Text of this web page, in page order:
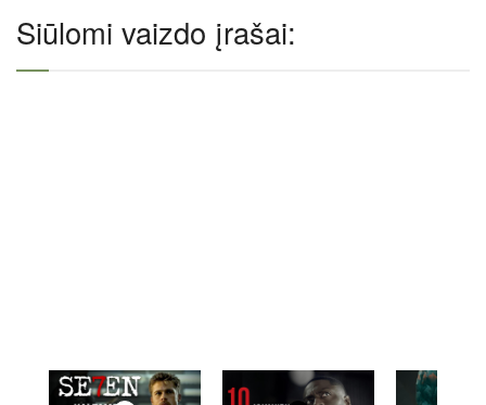
Siūlomi vaizdo įrašai: